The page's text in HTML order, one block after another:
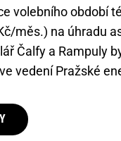
volebního období
měs.) na úhradu
Čalfy a Rampuly
vedení Pražské